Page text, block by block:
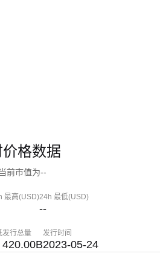
格数据
前市值为--
最高(USD)24h 最低(USD)
--
发行总量
420.00B
发行时间
2023-05-24